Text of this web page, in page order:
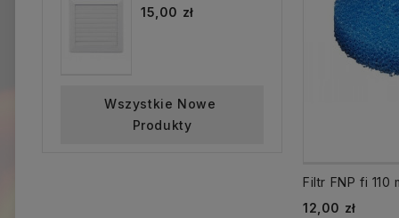
15,00 zł
Wszystkie Nowe
Produkty
Cena
12,00 zł